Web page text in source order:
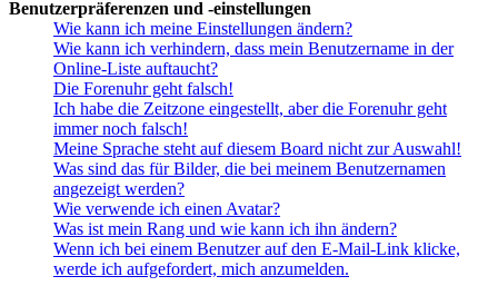
Benutzerpräferenzen und -einstellungen
Wie kann ich meine Einstellungen ändern?
Wie kann ich verhindern, dass mein Benutzername in der
Online-Liste auftaucht?
Die Forenuhr geht falsch!
Ich habe die Zeitzone eingestellt, aber die Forenuhr geht
immer noch falsch!
Meine Sprache steht auf diesem Board nicht zur Auswahl!
Was sind das für Bilder, die bei meinem Benutzernamen
angezeigt werden?
Wie verwende ich einen Avatar?
Was ist mein Rang und wie kann ich ihn ändern?
Wenn ich bei einem Benutzer auf den E-Mail-Link klicke,
werde ich aufgefordert, mich anzumelden.